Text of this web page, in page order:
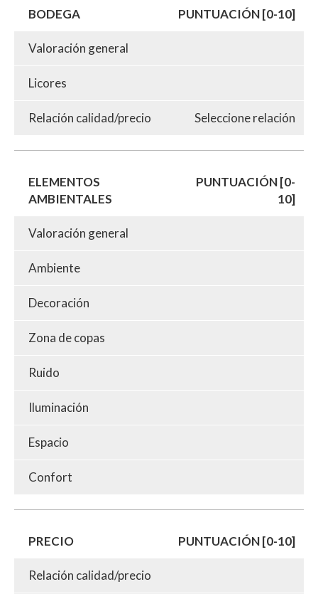
BODEGA PUNTUACIÓN [0-10]
Valoración general
Licores
Relación calidad/precio Seleccione relación
ELEMENTOS
AMBIENTALES
PUNTUACIÓN [0-
10]
Valoración general
Ambiente
Decoración
Zona de copas
Ruido
Iluminación
Espacio
Confort
PRECIO PUNTUACIÓN [0-10]
Relación calidad/precio